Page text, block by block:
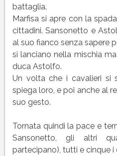
battaglia.
Marfisa si apre con la
cittadini. Sansonetto e
al suo fianco senza sapere
si lanciano nella mischia
duca Astolfo.
Un volta che i cavalieri si
spiega loro, e poi anche al
suo gesto.
Tornata quindi la pace e
Sansonetto, gli altri
partecipano), tutti e cinque